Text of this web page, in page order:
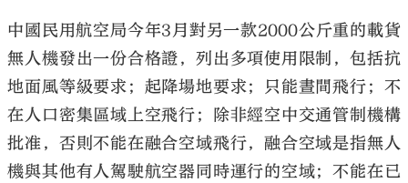
中國民用航空局今年3月對另一款2000公斤重的載貨
無人機發出一份合格證，列出多項使用限制，包括抗
地面風等級要求；起降場地要求；只能晝間飛行；不
在人口密集區域上空飛行；除非經空中交通管制機構
批准，否則不能在融合空域飛行，融合空域是指無人
機與其他有人駕駛航空器同時運行的空域；不能在已